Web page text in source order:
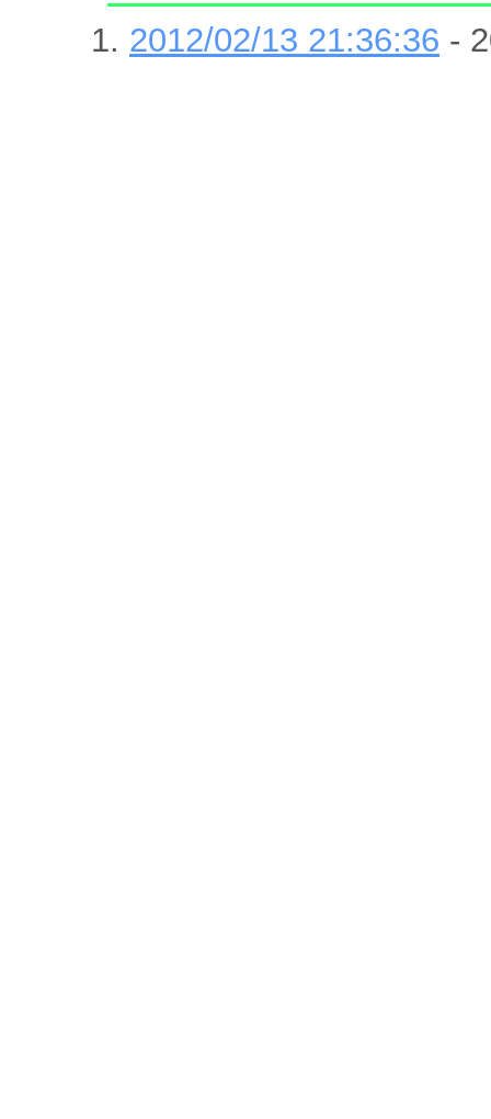
2012/02/13 21:36:36 -